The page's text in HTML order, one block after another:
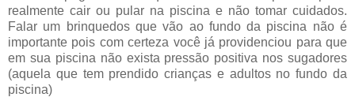
realmente cair ou pular na piscina e não tomar cuidados.
Falar um brinquedos que vão ao fundo da piscina não é
importante pois com certeza você já providenciou para que
em sua piscina não exista pressão positiva nos sugadores
(aquela que tem prendido crianças e adultos no fundo da
piscina)